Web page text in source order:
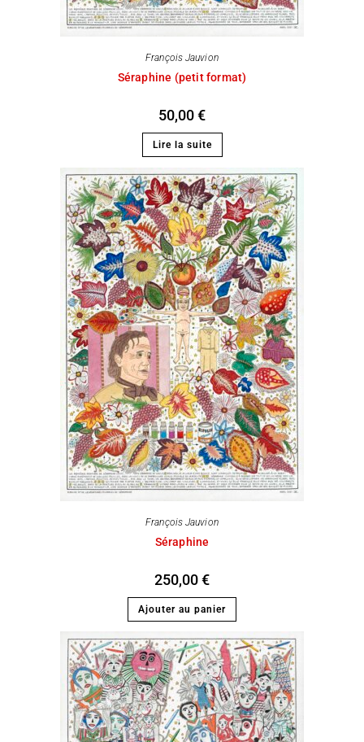
François Jauvion
Séraphine (petit format)
50,00€
Lire la suite
François Jauvion
Séraphine
250,00€
Ajouter au panier